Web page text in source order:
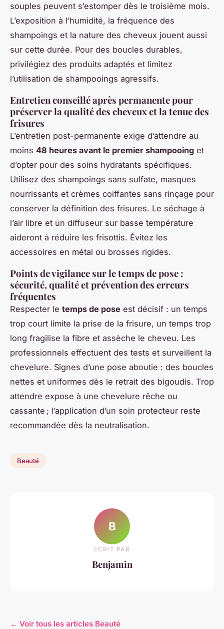
souples peuvent s’estomper dès le troisième mois.
L’exposition à l’humidité, la fréquence des
shampoings et la nature des cheveux jouent aussi
sur cette durée. Pour des boucles durables,
privilégiez des produits adaptés et limitez
l’utilisation de shampooings agressifs.
Entretien conseillé après permanente pour
préserver la qualité des cheveux et la tenue des
frisures
L’entretien post-permanente exige d’attendre au
moins 48 heures avant le premier shampooing et
d’opter pour des soins hydratants spécifiques.
Utilisez des shampoings sans sulfate, masques
nourrissants et crèmes coiffantes sans rinçage pour
conserver la définition des frisures. Le séchage à
l’air libre et un diffuseur sur basse température
aideront à réduire les frisottis. Évitez les
accessoires en métal ou brosses rigides.
Points de vigilance sur le temps de pose :
sécurité, qualité et prévention des erreurs
fréquentes
Respecter le temps de pose est décisif : un temps
trop court limite la prise de la frisure, un temps trop
long fragilise la fibre et assèche le cheveu. Les
professionnels effectuent des tests et surveillent la
chevelure. Signes d’une pose aboutie : des boucles
nettes et uniformes dès le retrait des bigoudis. Trop
attendre expose à une chevelure rêche ou
cassante ; l’application d’un soin protecteur reste
recommandée dès la neutralisation.
Beauté
B
ECRIT PAR
Benjamin
← Voir tous les articles Beauté